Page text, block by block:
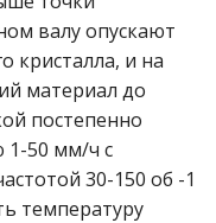
валу опускают
кристалла, и на
материал до
постепенно
1-50 мм/ч с
30-150 об -1
температуру